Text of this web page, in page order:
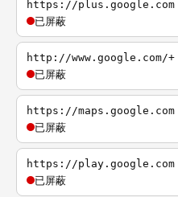
https://plus.google.com
已屏蔽
http://www.google.com/+
已屏蔽
https://maps.google.com
已屏蔽
https://play.google.com
已屏蔽